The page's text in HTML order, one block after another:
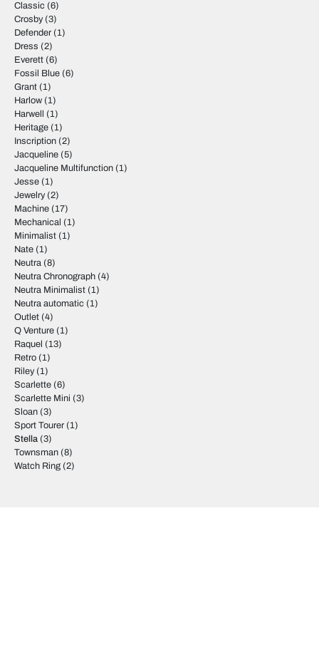
Classic (6)
Crosby(3)
Defender (1)
Dress (2)
Everett (6)
Fossil Blue (6)
Grant (1)
Harlow (1)
Harwell
(1)
Heritage (1)
Inscription (2)
Jacqueline (5)
Jacqueline Multifunction (1)
Jesse (1)
Jewelry(2)
Machine (17)
Mechanical (1)
Minimalist (1)
Nate (1)
Neutra (8)
Neutra Chronograph (4)
Neutra Minimalist (1)
Neutra automatic (1)
Outlet (4)
Q Venture (1)
Raquel (13)
Retro (1)
Riley(1)
Scarlette (6)
Scarlette Mini (3)
Sloan (3)
Sport Tourer (1)
Stella (3)
Townsman (8)
Watch Ring (2)